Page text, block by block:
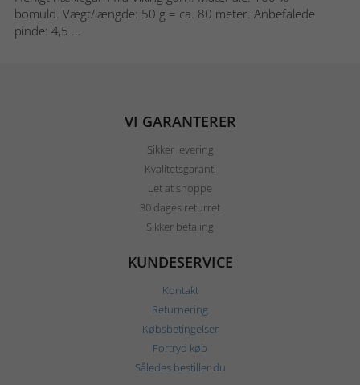
bomuld. Vægt/længde: 50 g = ca. 80 meter. Anbefalede
pinde: 4,5 ...
VI GARANTERER
Sikker levering
Kvalitetsgaranti
Let at shoppe
30 dages returret
Sikker betaling
KUNDESERVICE
Kontakt
Returnering
Købsbetingelser
Fortryd køb
Således bestiller du